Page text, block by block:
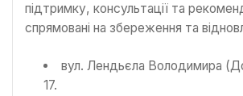
підтримку, консультації та
спрямовані на збереження та
вул. Лендьєла Володимира
17.